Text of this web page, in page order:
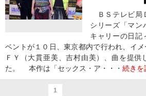
ＢＳテレビ局
シリーズ「マ
キャリーの日記
ベントが１０日、東京都内で行われ、イ
ＦＹ（大貫亜美、吉村由美）、曲を提供
た。 本作は「セックス・ア・・・ 続きを
1